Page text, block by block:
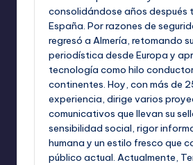
consolidándose años después
España. Por razones de
regresó a Almería, retomando
periodística desde Europa y
tecnología como hilo
continentes. Hoy, con más de
experiencia, dirige varios
comunicativos que llevan su
sensibilidad social, rigor
humana y un estilo fresco que
público actual. Actualmente,